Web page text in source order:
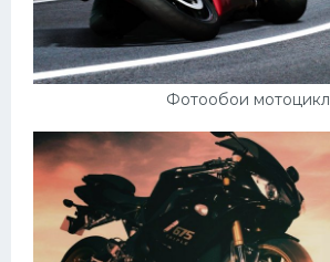
Фотообои мотоцикл